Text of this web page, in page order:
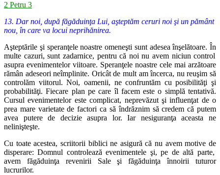
2 Petru 3
13. Dar noi, după făgăduinţa Lui, aşteptăm ceruri noi şi un pământ
nou, în care va locui neprihănirea.
Aşteptările şi speranţele noastre omeneşti sunt adesea înşelătoare. În
multe cazuri, sunt zadarnice, pentru că noi nu avem niciun control
asupra evenimentelor viitoare. Speranţele noastre cele mai arzătoare
rămân adeseori neîmplinite. Oricât de mult am încerca, nu reuşim să
controlăm viitorul. Noi, oamenii, ne confruntăm cu posibilităţi şi
probabilităţi. Fiecare plan pe care îl facem este o simplă tentativă.
Cursul evenimenteloreste complicat, neprevăzut şi influenţat de o
prea mare varietate de factori ca să îndrăznim să credem că putem
avea putere de decizie asupra lor. Iarnesiguranţa aceasta ne
nelinişteşte.
Cu toate acestea, scriitorii biblici ne asigură că nu avem motive de
disperare: Domnul controlează evenimentele şi, pe de altă parte,
avem făgăduinţa revenirii Sale şi făgăduinţa înnoirii tuturor
lucrurilor.